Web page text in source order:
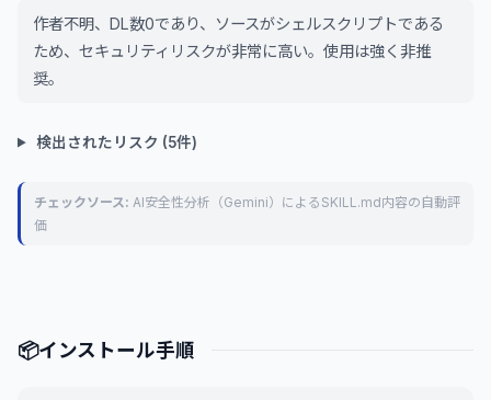
作者不明、DL数0であり、ソースがシェルスクリプトである
ため、セキュリティリスクが非常に高い。使用は強く非推
奨。
検出されたリスク (5件)
チェックソース: AI安全性分析（Gemini）によるSKILL.md内容の自動評
価
📦インストール手順